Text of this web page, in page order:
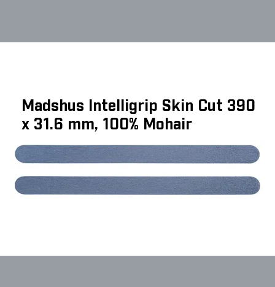
Madshus Intelligrip Skin Cut 390
x 31.6 mm, 100% Mohair